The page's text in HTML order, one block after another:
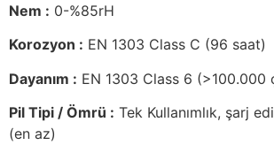
Nem : 0-%85rH
Korozyon : EN 1303 Class C (96 saat)
Dayanım : EN 1303 Class 6 (>100.000
Pil Tipi / Ömrü : Tek Kullanımlık, şarj
(en az)